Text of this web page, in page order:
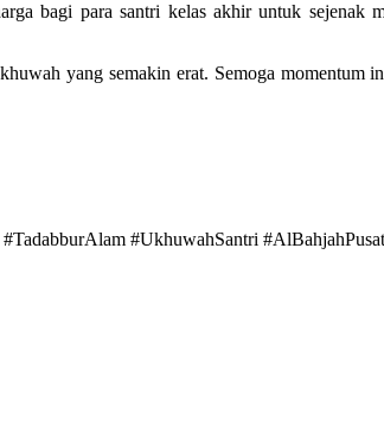
bagi para santri kelas akhir untuk sejenak
yang semakin erat. Semoga momentum
#UkhuwahSantri